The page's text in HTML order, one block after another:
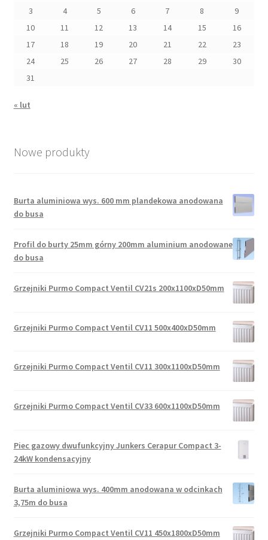
3
4 5 6 7 8
9
10
11 12 13 14 15
16
17
18 19 20 21 22
23
24
25 26 27 28 29
30
31
« lut
Nowe produkty
Burta aluminiowa wys. 600 mm plandekowa anodowana
do busa
Profil do burty 25mm górny 200mm aluminium anodowane
do busa
Grzejniki Purmo Compact Ventil CV21s 200x1100xD50mm
Grzejniki Purmo Compact Ventil CV11 500x400xD50mm
Grzejniki Purmo Compact Ventil CV11 300x1100xD50mm
Grzejniki Purmo Compact Ventil CV33 600x1100xD50mm
Piec gazowy dwufunkcyjny Junkers Cerapur Compact 3-
24kW kondensacyjny
Burta aluminiowa wys. 400mm anodowana w odcinkach
3,75m do busa
Grzejniki Purmo Compact Ventil CV11 450x1800xD50mm